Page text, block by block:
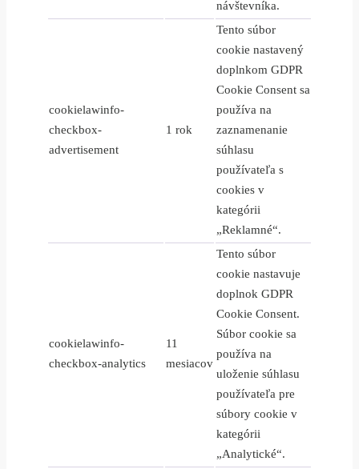
návštevníka.
cookielawinfo-
checkbox-
advertisement
1 rok
Tento súbor
cookie nastavený
doplnkom GDPR
Cookie Consent sa
používa na
zaznamenanie
súhlasu
používateľa s
cookies v
kategórii
„Reklamné“.
cookielawinfo-
checkbox-analytics
11
mesiacov
Tento súbor
cookie nastavuje
doplnok GDPR
Cookie Consent.
Súbor cookie sa
používa na
uloženie súhlasu
používateľa pre
súbory cookie v
kategórii
„Analytické“.